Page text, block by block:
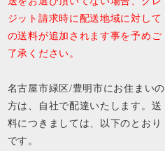
ジット請求時に配送地域に対して
の送料が追加されます事を予めご
了承ください。
名古屋市緑区/豊明市にお住まいの
方は、自社で配達いたします。送
料につきましては、以下のとおり
です。